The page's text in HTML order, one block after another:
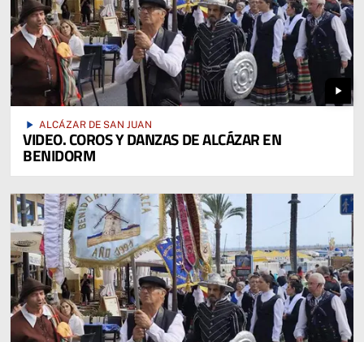
play_arrow
play_arrow ALCÁZAR DE SAN JUAN
VIDEO. COROS Y DANZAS DE ALCÁZAR EN
BENIDORM